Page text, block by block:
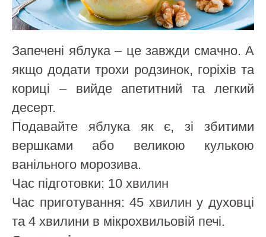
Запечені яблука – це завжди смачно. А
якщо додати трохи родзинок, горіхів та
кориці – вийде апетитний та легкий
десерт.
Подавайте яблука як є, зі збитими
вершками або великою кулькою
ванільного морозива.
Час підготовки: 10 хвилин
Час приготування: 45 хвилин у духовці
та 4 хвилини в мікрохвильовій печі.